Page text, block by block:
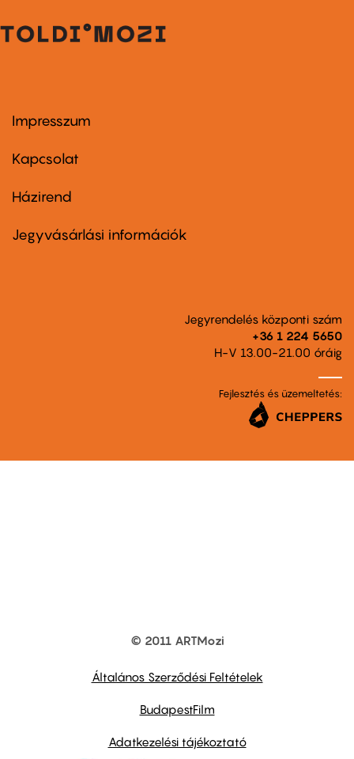
Footer
first
Impresszum
Kapcsolat
Footer
second
Házirend
Jegyvásárlási információk
Jegyrendelés központi szám
+36 1 224 5650
H-V 13.00-21.00 óráig
Fejlesztés és üzemeltetés:
© 2011 ARTMozi
Általános Szerződési Feltételek
BudapestFilm
Adatkezelési tájékoztató